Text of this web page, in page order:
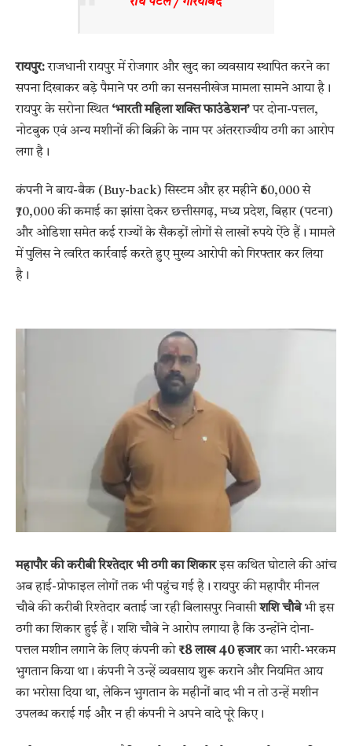
राधे पटेल / गरियाबंद
रायपुर:राजधानी रायपुर में रोजगार और खुद का व्यवसाय स्थापित करने का
सपना दिखाकर बड़े पैमाने पर ठगी का सनसनीखेज मामला सामने आया है।
रायपुर के सरोना स्थित ‘भारती महिला शक्ति फाउंडेशन’पर दोना-पत्तल,
नोटबुक एवं अन्य मशीनों की बिक्री के नाम पर अंतरराज्यीय ठगी का आरोप
लगा है।
कंपनी ने बाय-बैक (Buy-back) सिस्टम और हर महीने ₹60,000 से
₹70,000 की कमाई का झांसा देकर छत्तीसगढ़, मध्य प्रदेश, बिहार (पटना)
और ओडिशा समेत कई राज्यों के सैकड़ों लोगों से लाखों रुपये ऐंठे हैं। मामले
में पुलिस ने त्वरित कार्रवाई करते हुए मुख्य आरोपी को गिरफ्तार कर लिया
है।
महापौर की करीबी रिश्तेदार भी ठगी का शिकारइस कथित घोटाले की आंच
अब हाई-प्रोफाइल लोगों तक भी पहुंच गई है। रायपुर की महापौर मीनल
चौबे की करीबी रिश्तेदार बताई जा रही बिलासपुर निवासीशशि चौबेभी इस
ठगी का शिकार हुई हैं। शशि चौबे ने आरोप लगाया है कि उन्होंने दोना-
पत्तल मशीन लगाने के लिए कंपनी को ₹8 लाख 40 हजारका भारी-भरकम
भुगतान किया था। कंपनी ने उन्हें व्यवसाय शुरू कराने और नियमित आय
का भरोसा दिया था, लेकिन भुगतान के महीनों बाद भी न तो उन्हें मशीन
उपलब्ध कराई गई और न ही कंपनी ने अपने वादे पूरे किए।